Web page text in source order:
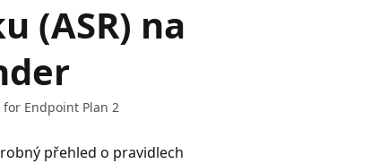
(ASR) na
Endpoint Plan 2
přehled o pravidlech